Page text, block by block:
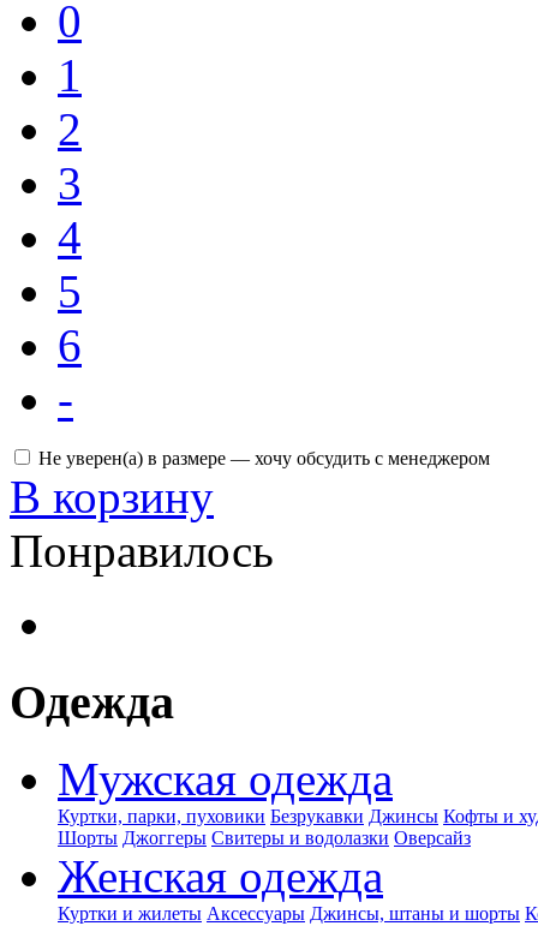
0
1
2
3
4
5
6
-
Не уверен(а) в размере — хочу обсудить с менеджером
В корзину
Понравилось
Одежда
Мужская одежда
Куртки, парки, пуховики Безрукавки Джинсы Кофты и
Шорты Джоггеры Свитеры и водолазки Оверсайз
Женская одежда
Куртки и жилеты Аксессуары Джинсы, штаны и шорты